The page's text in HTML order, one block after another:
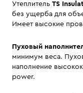
Утеплитель TS
без ущерба для
Имеет высокие
Пуховый
минимум веса.
наполнение
power.